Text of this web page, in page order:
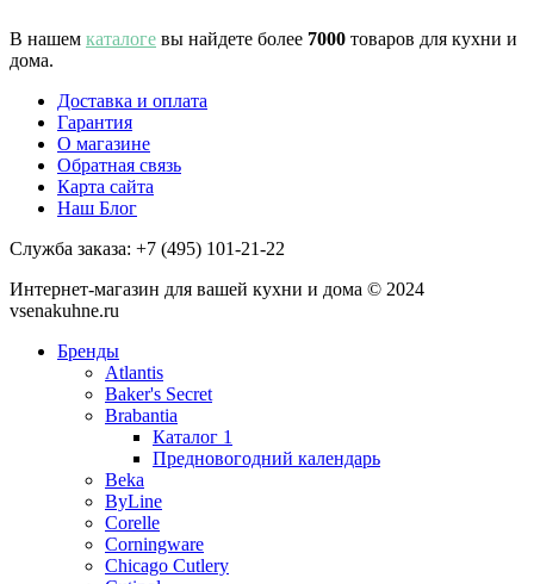
В нашем каталоге вы найдете более 7000 товаров для кухни и
дома.
Доставка и оплата
Гарантия
О магазине
Обратная связь
Карта сайта
Наш Блог
Служба заказа: +7 (495) 101-21-22
Интернет-магазин для вашей кухни и дома © 2024
vsenakuhne.ru
Бренды
Atlantis
Baker's Secret
Brabantia
Каталог 1
Предновогодний календарь
Beka
ByLine
Corelle
Corningware
Chicago Cutlery